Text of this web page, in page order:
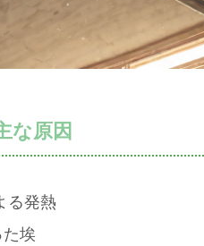
な原因
る発熱
埃